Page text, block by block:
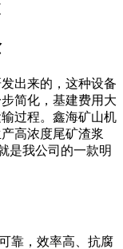
出来的，这种设备
简化，基建费用大
过程。鑫海矿山机
高浓度尾矿渣浆
是我公司的一款明
靠，效率高、抗腐